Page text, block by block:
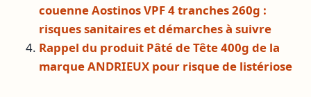
couenne Aostinos VPF 4 tranches 260g :
risques sanitaires et démarches à suivre
Rappel du produit Pâté de Tête 400g de la
marque ANDRIEUX pour risque de listériose